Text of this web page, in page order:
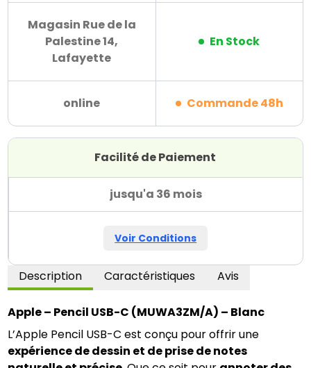
Magasin Rue de la
Palestine 14,
Lafayette
En Stock
online Commande 48h
Facilité de Paiement
jusqu'a 36 mois
Voir Conditions
Description Caractéristiques Avis
Apple – Pencil USB-C (MUWA3ZM/A) – Blanc
expérience de dessin et de prise de notes